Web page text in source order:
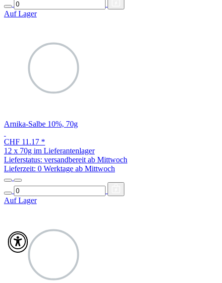
Auf Lager
Arnika-Salbe 10%, 70g
CHF 11.17 *
12 x 70g im Lieferantenlager
Lieferstatus: versandbereit ab Mittwoch
Lieferzeit: 0 Werktage ab Mittwoch
Auf Lager